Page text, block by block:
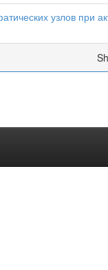
узлов при